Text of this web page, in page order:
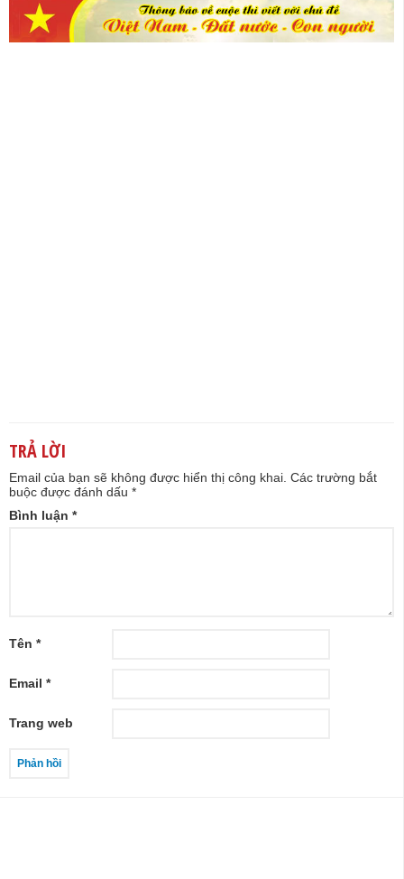
TRẢ LỜI
Email của bạn sẽ không được hiển thị công khai. Các trường bắt
buộc được đánh dấu *
Bình luận *
Tên *
Email *
Trang web